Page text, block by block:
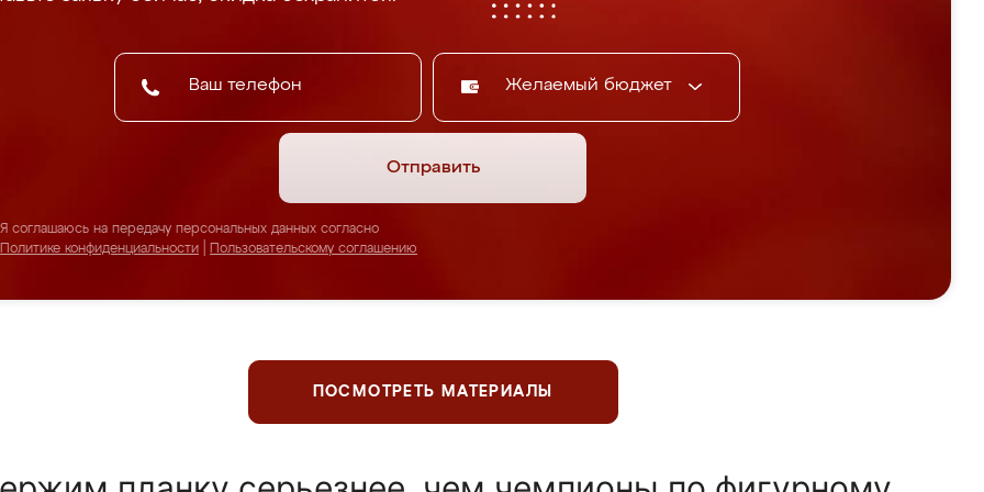
Желаемый бюджет
Отправить
Я соглашаюсь на передачу персональных данных согласно
Политике конфиденциальности
Пользовательскому соглашению
ПОСМОТРЕТЬ МАТЕРИАЛЫ